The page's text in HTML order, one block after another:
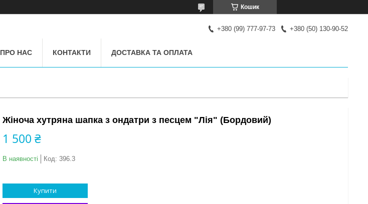
Кошик
+380 (99) 777-97-73 +380 (50) 130-90-52
ПРО НАС КОНТАКТИ ДОСТАВКА ТА ОПЛАТА
Жіноча хутряна шапка з ондатри з песцем "Лія" (Бордовий)
1 500 ₴
В наявності Код: 396.3
Купити